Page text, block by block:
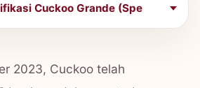
Cuckoo Grande (Spe
2023, Cuckoo telah